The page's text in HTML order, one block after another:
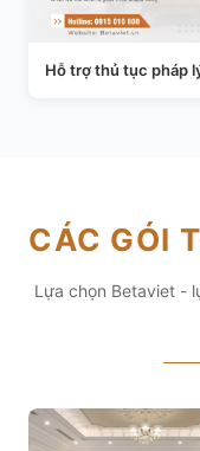
Hỗ trợ thủ tục pháp
CÁC GÓI
Lựa chọn Betaviet -